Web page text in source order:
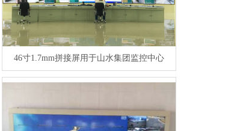
46寸1.7mm拼接屏用于山水集团监控中心